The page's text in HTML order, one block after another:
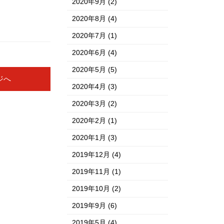
へ
2020年8月(4)
2020年7月(1)
2020年6月(4)
2020年5月(5)
2020年4月(3)
2020年3月(2)
2020年2月(1)
2020年1月(3)
2019年12月(4)
2019年11月(1)
2019年10月(2)
2019年9月(6)